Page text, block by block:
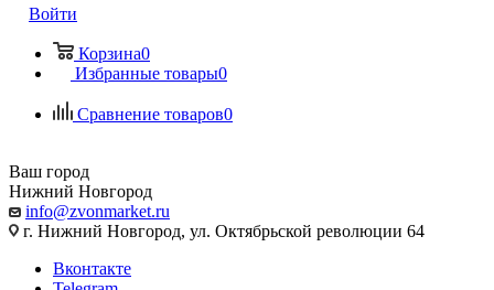
Войти
Корзина0
Избранные товары0
Сравнение товаров0
Ваш город
Нижний Новгород
info@zvonmarket.ru
г. Нижний Новгород, ул. Октябрьской революции 64
Вконтакте